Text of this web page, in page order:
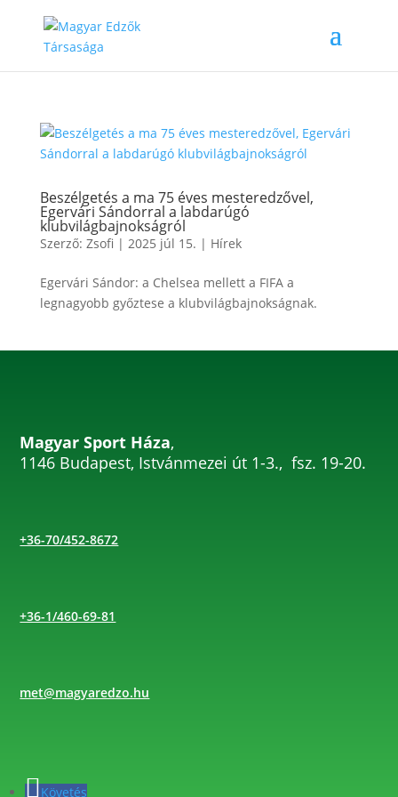
Beszélgetés a ma 75 éves mesteredzővel,
Egervári Sándorral a labdarúgó
klubvilágbajnokságról
Szerző: Zsofi | 2025 júl 15. | Hírek
Egervári Sándor: a Chelsea mellett a FIFA a
legnagyobb győztese a klubvilágbajnokságnak.
Magyar Sport Háza,
1146 Budapest, Istvánmezei út 1-3., fsz. 19-20.
+36-70/452-8672
+36-1/460-69-81
met@magyaredzo.hu
Követés